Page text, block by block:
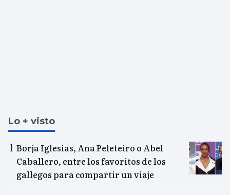
Lo + visto
Borja Iglesias, Ana Peleteiro o Abel
Caballero, entre los favoritos de los
gallegos para compartir un viaje